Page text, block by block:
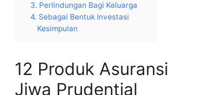
3. Perlindungan Bagi Keluarga
4. Sebagai Bentuk Investasi
Kesimpulan
12 Produk Asuransi
Jiwa Prudential